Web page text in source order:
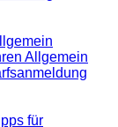
Allgemein
für